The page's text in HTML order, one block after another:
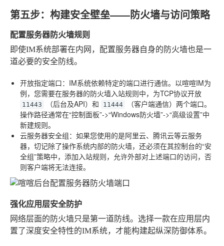
第五步：构建安全壁垒——防火墙与访问策略
配置服务器防火墙规则
即使IM系统部署在内网，配置服务器自身的防火墙也是一
道必要的安全防线。
开放指定端口：IM系统依赖特定的端口进行通信。以喧喧IM为
例，您需要在服务器的防火墙入站规则中，为TCP协议开放
11443 （后台及API）和 11444
（客户端通信）两个端口。
操作路径通常在“控制面板”->“Windows防火墙”->“高级设置”中
新建规则。
云服务器安全组：如果您使用的是阿里云、腾讯云等云服务
器，切记除了操作系统内部的防火墙，还必须在其控制台的“安
全组”策略中，添加入站规则，允许外部对上述端口的访问，否
则客户端将无法连接。
强化应用层安全防护
网络层面的防火墙只是第一道防线。选择一款在应用层内
置了深度安全特性的IM系统，才能构建起纵深防御体系。